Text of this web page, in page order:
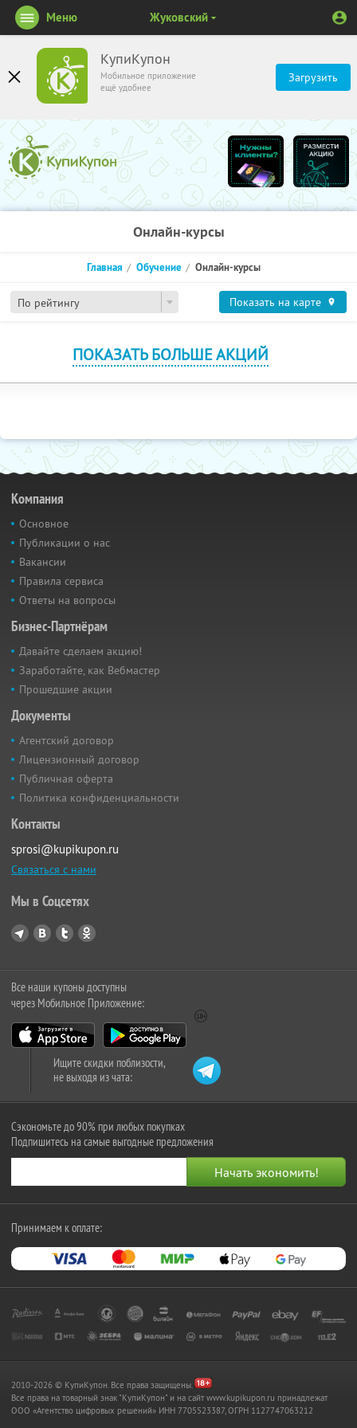
КупиКупон
Мобильное приложение
ещё удобнее
Загрузить
Меню Жуковский
Онлайн-курсы
По рейтингу
Главная Обучение Онлайн-курсы
Показать на карте
ПОКАЗАТЬ БОЛЬШЕ АКЦИЙ
Компания
Основное
Публикации о нас
Вакансии
Правила сервиса
Ответы на вопросы
Бизнес-Партнёрам
Давайте сделаем акцию!
Заработайте, как Вебмастер
Прошедшие акции
Документы
Агентский договор
Лицензионный договор
Публичная оферта
Политика конфиденциальности
Контакты
sprosi@kupikupon.ru
Связаться с нами
Мы в Соцсетях
Все наши купоны доступны
через Мобильное Приложение:
Ищите скидки поблизости,
не выходя из чата:
Сэкономьте до 90% при любых покупках
Подпишитесь на самые выгодные предложения
Принимаем к оплате:
2010-2026 © КупиКупон. Все права защищены.
Все права на товарный знак "КупиКупон" и на сайт www.kupikupon.ru принадлежат
OOO «Агентство цифровых решений» ИНН 7705523387, ОГРН 1127747063212